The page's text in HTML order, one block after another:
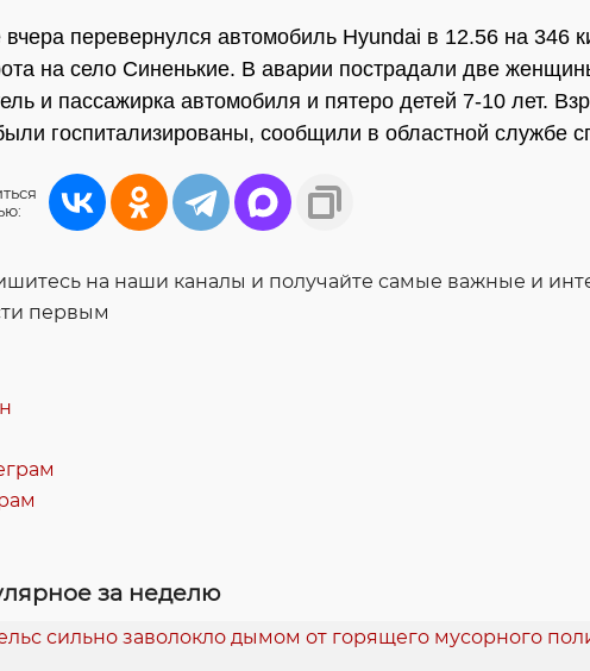
вчера перевернулся автомобиль Hyundai в 12.56 на 346
на село Синенькие. В аварии пострадали две
и пассажирка автомобиля и пятеро детей 7-10 лет.
госпитализированы, сообщили в областной службе
на наши каналы и получайте самые важные и
первым
за неделю